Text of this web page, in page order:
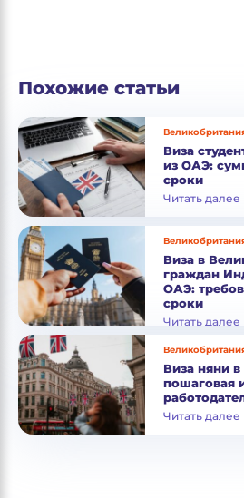
Похожие статьи
Виза
из ОАЭ:
сроки
Читать далее
Виза в
граждан
ОАЭ:
сроки
Читать далее
Виза няни
пошаговая
Читать далее